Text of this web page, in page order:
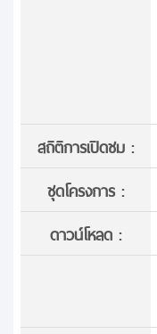
สถิติการเปิดชม :
ชุดโครงการ :
ดาวน์โหลด :